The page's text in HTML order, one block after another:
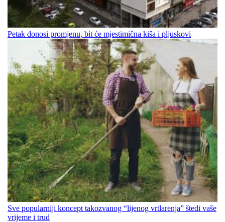
Petak donosi promjenu, bit će mjestimična kiša i pljuskovi
Sve popularniji koncept takozvanog “lijenog vrtlarenja” štedi vaše
vrijeme i trud